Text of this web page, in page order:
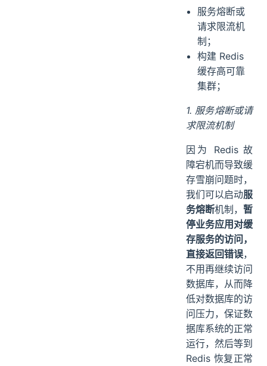
服务熔断或
请求限流机
制；
构建 Redis
缓存高可靠
集群；
1. 服务熔断或请
求限流机制
因为 Redis 故
障宕机而导致缓
存雪崩问题时，
我们可以启动服
务熔断机制， 暂
停业务应用对缓
存服务的访问，
直接返回错误，
不用再继续访问
数据库，从而降
低对数据库的访
问压力，保证数
据库系统的正常
运行，然后等到
Redis 恢复正常